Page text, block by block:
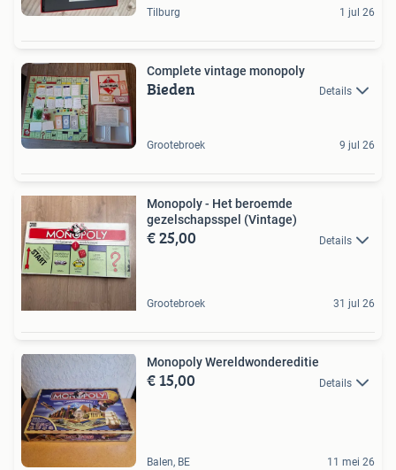
Tilburg 1 jul 26
Complete vintage monopoly
Bieden Details
Grootebroek 9 jul 26
Monopoly - Het beroemde
gezelschapsspel (Vintage)
€ 25,00 Details
Grootebroek 31 jul 26
Monopoly Wereldwondereditie
€ 15,00 Details
Balen, BE 11 mei 26